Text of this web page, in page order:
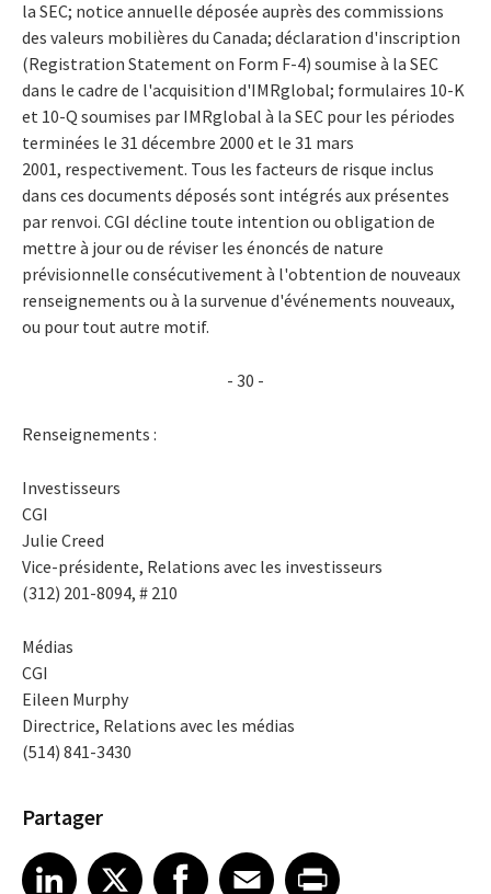
la SEC; notice annuelle déposée auprès des commissions
des valeurs mobilières du Canada; déclaration d'inscription
(Registration Statement on Form F-4) soumise à la SEC
dans le cadre de l'acquisition d'IMRglobal; formulaires 10-K
et 10-Q soumises par IMRglobal à la SEC pour les périodes
terminées le 31 décembre 2000 et le 31 mars
2001, respectivement. Tous les facteurs de risque inclus
dans ces documents déposés sont intégrés aux présentes
par renvoi. CGI décline toute intention ou obligation de
mettre à jour ou de réviser les énoncés de nature
prévisionnelle consécutivement à l'obtention de nouveaux
renseignements ou à la survenue d'événements nouveaux,
ou pour tout autre motif.
- 30 -
Renseignements :
Investisseurs
CGI
Julie Creed
Vice-présidente, Relations avec les investisseurs
(312) 201-8094, # 210
Médias
CGI
Eileen Murphy
Directrice, Relations avec les médias
(514) 841-3430
Partager
Share article on LinkedIn
LinkedIn
Share article on XShare article on Facebook
Facebook
Share article on Email
EmailShare article on Print